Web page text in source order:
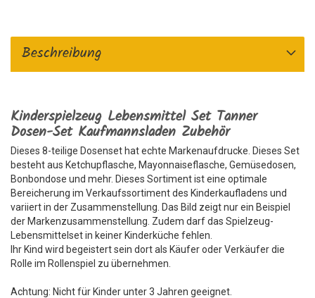
Beschreibung
Kinderspielzeug Lebensmittel Set Tanner
Dosen-Set Kaufmannsladen Zubehör
Dieses 8-teilige Dosenset hat echte Markenaufdrucke. Dieses Set
besteht aus Ketchupflasche, Mayonnaiseflasche, Gemüsedosen,
Bonbondose und mehr. Dieses Sortiment ist eine optimale
Bereicherung im Verkaufssortiment des Kinderkaufladens und
variiert in der Zusammenstellung. Das Bild zeigt nur ein Beispiel
der Markenzusammenstellung. Zudem darf das Spielzeug-
Lebensmittelset in keiner Kinderküche fehlen.
Ihr Kind wird begeistert sein dort als Käufer oder Verkäufer die
Rolle im Rollenspiel zu übernehmen.
Achtung: Nicht für Kinder unter 3 Jahren geeignet.